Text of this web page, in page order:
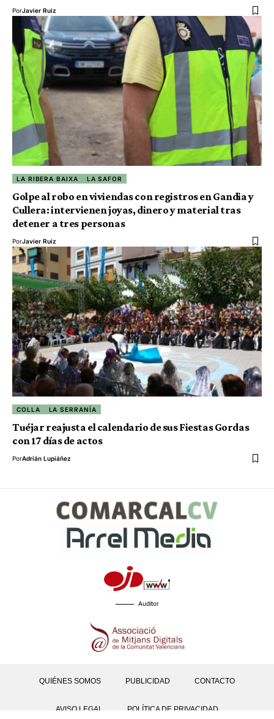
PorJavier Ruiz
LA RIBERA BAIXA LA SAFOR
Golpe al robo en viviendas con registros en Gandia y
Cullera: intervienen joyas, dinero y material tras
detener a tres personas
PorJavier Ruiz
COLLA LA SERRANÍA
Tuéjar reajusta el calendario de sus Fiestas Gordas
con 17 días de actos
PorAdrián Lupiáñez
Auditor
QUIÉNES SOMOS PUBLICIDAD CONTACTO
AVISO LEGAL POLÍTICA DE PRIVACIDAD